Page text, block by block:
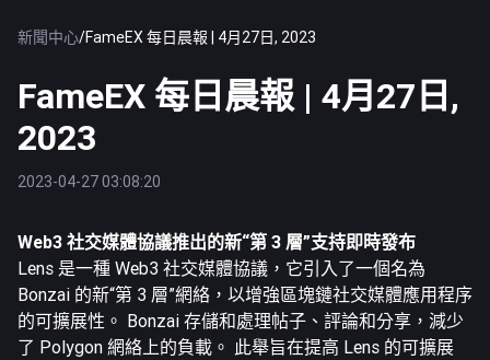
新聞中心/FameEX 每日晨報 | 4月27日, 2023
FameEX 每日晨報 | 4月27日,
2023
2023-04-27 03:08:20
Web3 社交媒體協議推出的新“第 3 層”支持即時發布
Lens 是一種 Web3 社交媒體協議，它引入了一個名為
Bonzai 的新“第 3 層”網絡，以增強區塊鏈社交媒體應用程序
的可擴展性。 Bonzai 存儲和處理帖子、評論和分享，減少
了 Polygon 網絡上的負載。 此舉旨在提高 Lens 的可擴展